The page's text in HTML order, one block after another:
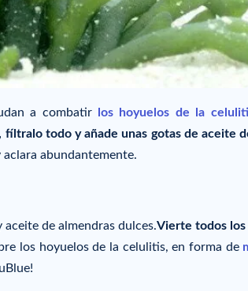
a combatir los hoyuelos de la
fíltralo todo y añade unas gotas de aceite
abundantemente.
de almendras dulces.Vierte todos
los hoyuelos de la celulitis, en forma de